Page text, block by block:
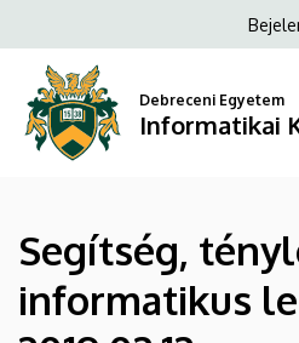
Informatikai
Kar
a
tartalomra
fiók
Debreceni Egyetem
Informatikai
Segítség,
informatikus